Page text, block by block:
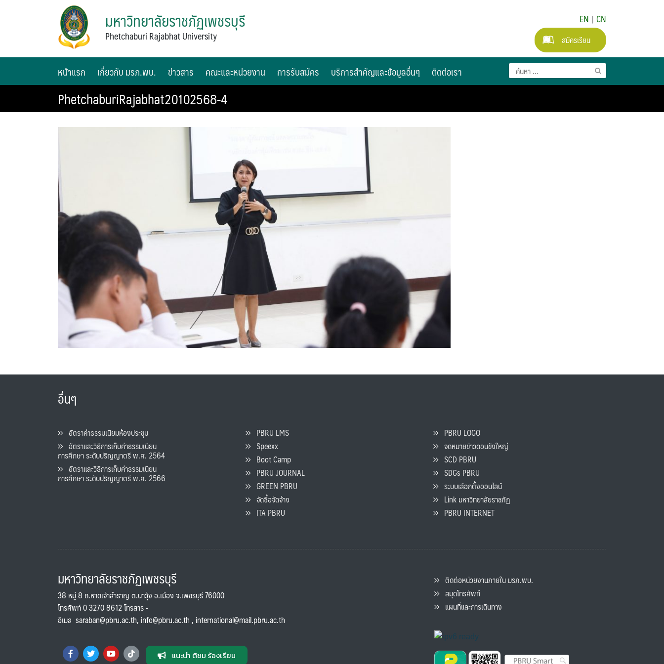
มหาวิทยาลัยราชภัฏเพชรบุรี
Phetchaburi Rajabhat University
EN | CN
สมัครเรียน
หน้าแรก เกี่ยวกับ มรภ.พบ. ข่าวสาร คณะและหน่วยงาน การรับสมัคร บริการสำคัญและข้อมูลอื่นๆ ติดต่อเรา
PhetchaburiRajabhat20102568-4
อื่นๆ
อัตราค่าธรรมเนียมห้องประชุม
อัตราและวิธีการเก็บค่าธรรมเนียน
การศึกษา ระดับปริญญาตรี พ.ศ. 2564
อัตราและวิธีการเก็บค่าธรรมเนียน
การศึกษา ระดับปริญญาตรี พ.ศ. 2566
PBRU LMS
Speexx
Boot Camp
PBRU JOURNAL
GREEN PBRU
จัดซื้อจัดจ้าง
ITA PBRU
PBRU LOGO
จดหมายข่าวดอนขังใหญ่
SCD PBRU
SDGs PBRU
ระบบเลือกตั้งออนไลน์
Link มหาวิทยาลัยราชภัฏ
PBRU INTERNET
มหาวิทยาลัยราชภัฏเพชรบุรี
38 หมู่ 8 ถ.หาดเจ้าสำราญ ต.นาวุ้ง อ.เมือง จ.เพชรบุรี 76000
โทรศัพท์ 0 3270 8612 โทรสาร -
อีเมล saraban@pbru.ac.th, info@pbru.ac.th, international@mail.pbru.ac.th
แนะนำ ติชม ร้องเรียน
ติดต่อหน่วยงานภายใน มรภ.พบ.
สมุดโทรศัพท์
แผนที่และการเดินทาง